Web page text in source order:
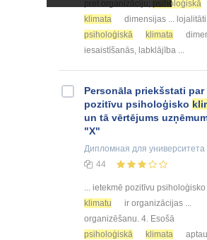
pret organizāciju; psiholoģiskā
klimata
dimensijas ...
psiholoģiskā
klimata
iesaistīšanās, labklājība ...
Personāla priekšstati par
pozitīvu psiholoģisko
un tā vērtējums
"X"
Дипломная для университета
44
... ietekmē pozitīvu psiholoģisko
klimatu
ir organizācijas ...
organizēšanu. 4. Esošā
psiholoģiskā
klimata